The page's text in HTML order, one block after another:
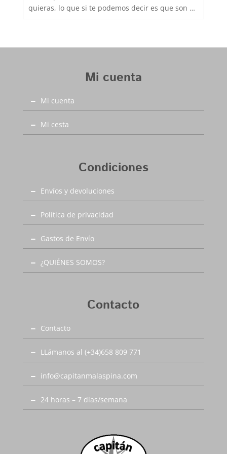
quieras, lo que si te podemos decir es que son de
fabricación nacional y hechas por completo en
rango de tallas para poder calzar a los más
hermanas mayores, madres, padres, abuelos,
abuelas......... desde la talla 20 a la 46. Debes
tener en cuenta que las tallas no son muy
grandes y si tienes dudas entre dos número,
Mi cuenta
Mi cuenta
Mi cesta
Condiciones
Envíos y devoluciones
Política de privacidad
Gastos de Envío
¿QUIÉNES SOMOS?
Contacto
Contacto
LLámanos al (+34)658 809 771
info@capitanmalaspina.com
24 horas – 7 días/semana